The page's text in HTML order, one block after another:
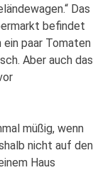
Das
befindet
ein paar Tomaten
Aber auch das
müßig, wenn
nicht auf den
Haus